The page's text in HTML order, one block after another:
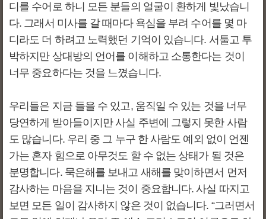
디를 수어로 하니 모든 분들의 얼굴이 환하게 빛났습니
다. 그래서 미사를 갈 때마다 욕심을 부려 수어를 몇 마
디라도 더 하려고 노력했던 기억이 있습니다. 서툴고 투
박하지만 상대방의 언어를 이해하고 소통한다는 것이
너무 중요하다는 것을 느꼈습니다.
우리들은 지금 들을 수 있고, 움직일 수 있는 것을 너무
당연하게 받아들이지만 사실 주변에 그렇지 못한 사람
도 많습니다. 우리 중 그 누구 한 사람도 예외 없이 언젠
가는 혼자 힘으로 아무것도 할 수 없는 상태가 될 것은
분명합니다. 묵은해를 보내고 새해를 맞이하면서 먼저
감사하는 마음을 지니는 것이 중요합니다. 사실 따지고
보면 모든 일이 감사하지 않은 것이 없습니다. “그러면서